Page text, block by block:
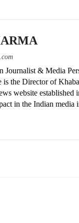
Journalist & Media
is the Director of
website
in the Indian media